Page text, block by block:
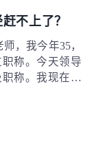
不上了？
，我今年35，
称。今天领导
称。我现在开
这个问题，我
、35岁。扎心
看一组郑州的
聘要求中级以